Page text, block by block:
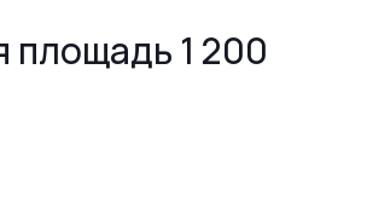
площадь 1 200